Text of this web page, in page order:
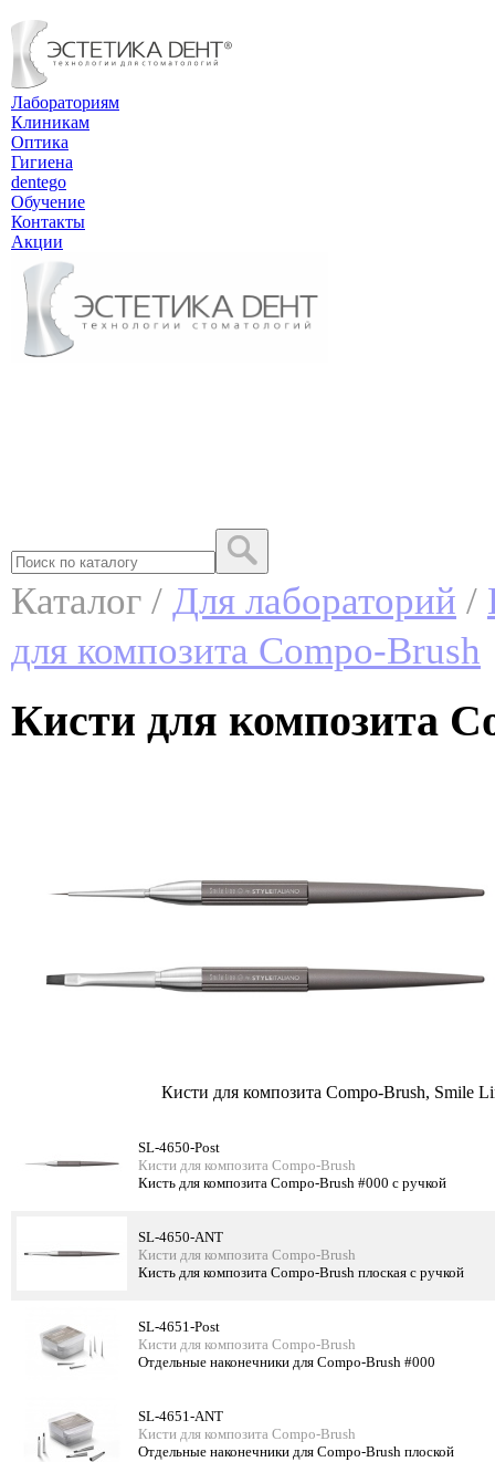
Лабораториям
Клиникам
Оптика
Гигиена
dentego
Обучение
Контакты
Акции
Каталог / Для лабораторий /
для композита Compo-Brush
Кисти для композита
Кисти для композита Compo-Brush, Smile
SL-4650-Post
Кисти для композита Compo-Brush
Кисть для композита Compo-Brush #000 с ручкой
SL-4650-ANT
Кисти для композита Compo-Brush
Кисть для композита Compo-Brush плоская с ручкой
SL-4651-Post
Кисти для композита Compo-Brush
Отдельные наконечники для Compo-Brush #000
SL-4651-ANT
Кисти для композита Compo-Brush
Отдельные наконечники для Compo-Brush плоской